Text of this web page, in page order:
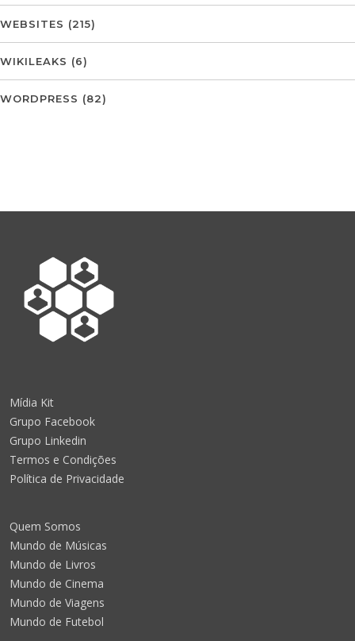
WEBSITES (215)
WIKILEAKS (6)
WORDPRESS (82)
Mídia Kit
Grupo Facebook
Grupo Linkedin
Termos e Condições
Política de Privacidade
Quem Somos
Mundo de Músicas
Mundo de Livros
Mundo de Cinema
Mundo de Viagens
Mundo de Futebol